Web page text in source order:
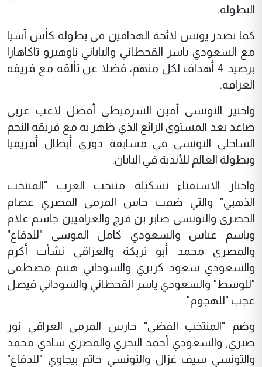
البطولة.
كما تصدر يونس لائحة الهدافين في بطولة كأس آسيا
مع السعودي ياسر القحطاني والياباني ناوهيرو تاكاهارا
برصيد 4 أهداف لكل منهم، فضلا عن تألقه مع فريقه
الغرافة.
واختير التونسي أمين الشرميطي أفضل لاعب عربي
صاعد بعد المستوى الرائع الذي ظهر به مع فريقه النجم
الساحلي التونسي في مسابقة دوري أبطال أفريقيا
وبطولة العالم للأندية في اليابان.
واختار الاستفتاء تشكيلة منتخب العرب "المنتخب
الذهبي" والتي ضمت حاس المرمى المصري عصام
الحضري والتونسي صابر بن فرج والعراقيين جاسم غلام
وباسم عباس والسعودي كامل الموسى "للدفاع"
والمصري محمد أبو تريكة والعراقي نشأت أكرم
والسعودي سعود كريري والسوداني هيثم مصطفى
"للوسط" والسعودي ياسر القحطاني والسوداني فيصل
عجب "للهجوم".
وضم "المنتخب الفضي" حارس المرمى العراقي نور
صبري, والسعودي أحمد البحري والمصري شادي محمد
والتونسي سيف غزال والتونسي حاتم بيجاوي "للدفاع"